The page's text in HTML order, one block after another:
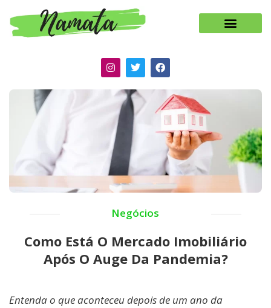
Negócios
Como Está O Mercado Imobiliário
Após O Auge Da Pandemia?
Entenda o que aconteceu depois de um ano da